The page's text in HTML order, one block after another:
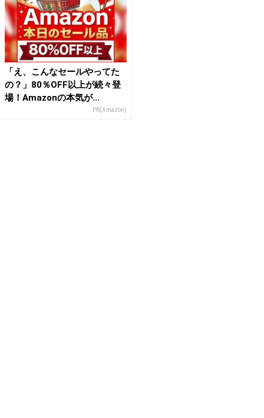
「え、こんなセールやってた
の？」80％OFF以上が続々登
場！Amazonの本気が...
PR(Amazon)